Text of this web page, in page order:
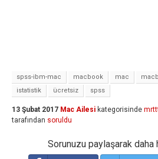
spss-ibm-mac macbook mac
istatistik
ücretsiz spss
13 Şubat 2017 Mac Ailesi kategorisinde
tarafından soruldu
Sorunuzu paylaşarak daha